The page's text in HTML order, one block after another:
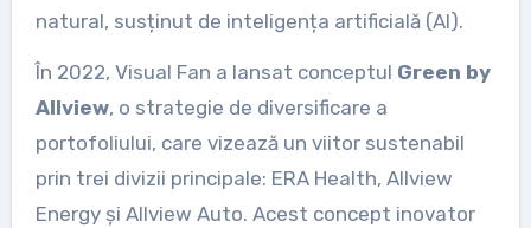
natural, susținut de inteligența artificială (AI).
În 2022, Visual Fan a lansat conceptul Green by
Allview, o strategie de diversificare a
portofoliului, care vizează un viitor sustenabil
prin trei divizii principale: ERA Health, Allview
Energy și Allview Auto. Acest concept inovator